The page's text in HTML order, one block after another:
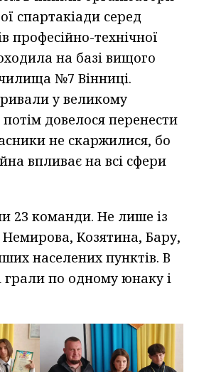
спартакіади серед
професійно-технічної
на базі вищого
№7 Вінниці.
у великому
потім довелося перенести
не скаржилися, бо
впливає на всі сфери
23 команди. Не лише із
Немирова, Козятина, Бару,
населених пунктів. В
грали по одному юнаку і